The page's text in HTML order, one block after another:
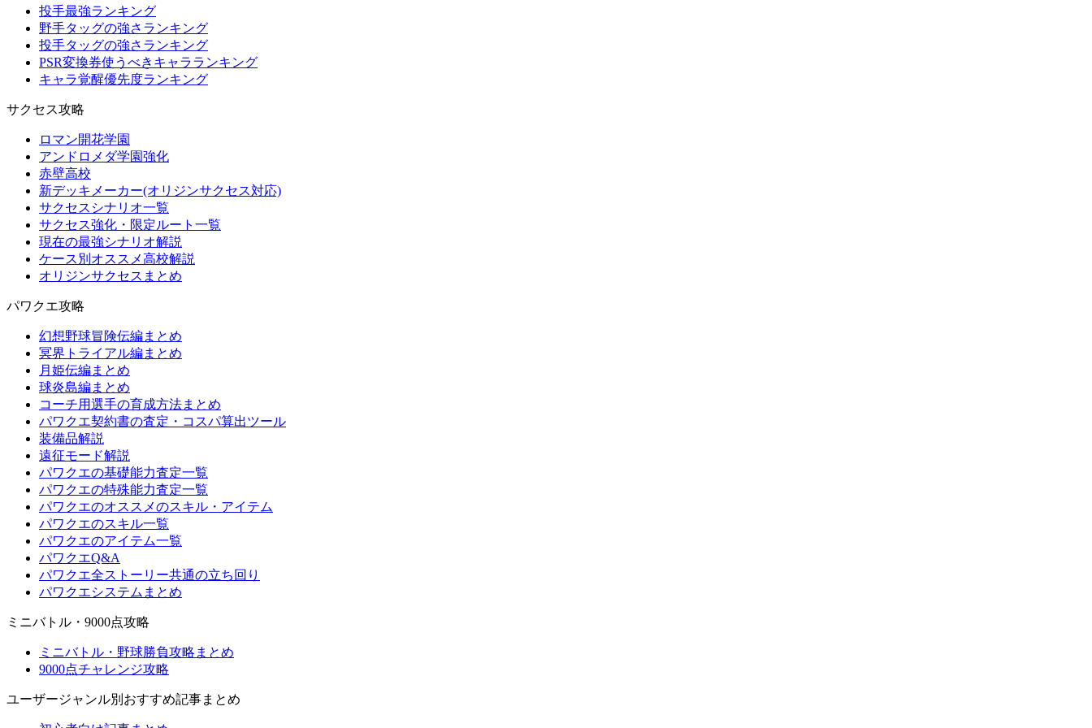
投手最強ランキング
野手タッグの強さランキング
投手タッグの強さランキング
PSR変換券使うべきキャラランキング
キャラ覚醒優先度ランキング
サクセス攻略
ロマン開花学園
アンドロメダ学園強化
赤壁高校
新デッキメーカー(オリジンサクセス対応)
サクセスシナリオ一覧
サクセス強化・限定ルート一覧
現在の最強シナリオ解説
ケース別オススメ高校解説
オリジンサクセスまとめ
パワクエ攻略
幻想野球冒険伝編まとめ
冥界トライアル編まとめ
月姫伝編まとめ
球炎島編まとめ
コーチ用選手の育成方法まとめ
パワクエ契約書の査定・コスパ算出ツール
装備品解説
遠征モード解説
パワクエの基礎能力査定一覧
パワクエの特殊能力査定一覧
パワクエのオススメのスキル・アイテム
パワクエのスキル一覧
パワクエのアイテム一覧
パワクエQ&A
パワクエ全ストーリー共通の立ち回り
パワクエシステムまとめ
ミニバトル・9000点攻略
ミニバトル・野球勝負攻略まとめ
9000点チャレンジ攻略
ユーザージャンル別おすすめ記事まとめ